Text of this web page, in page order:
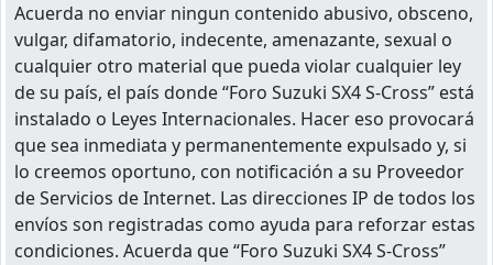
Acuerda no enviar ningun contenido abusivo, obsceno,
vulgar, difamatorio, indecente, amenazante, sexual o
cualquier otro material que pueda violar cualquier ley
de su país, el país donde “Foro Suzuki SX4 S-Cross” está
instalado o Leyes Internacionales. Hacer eso provocará
que sea inmediata y permanentemente expulsado y, si
lo creemos oportuno, con notificación a su Proveedor
de Servicios de Internet. Las direcciones IP de todos los
envíos son registradas como ayuda para reforzar estas
condiciones. Acuerda que “Foro Suzuki SX4 S-Cross”